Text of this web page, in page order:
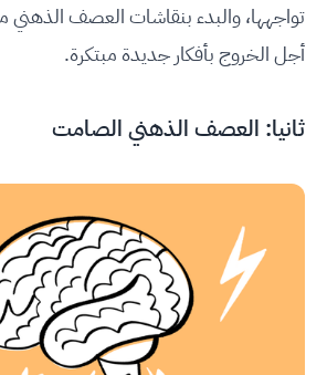
تواجهها، والبدء بنقاشات العصف الذهني
أجل الخروج بأفكار جديدة مبتكرة.
ثانيا: العصف الذهني الصامت